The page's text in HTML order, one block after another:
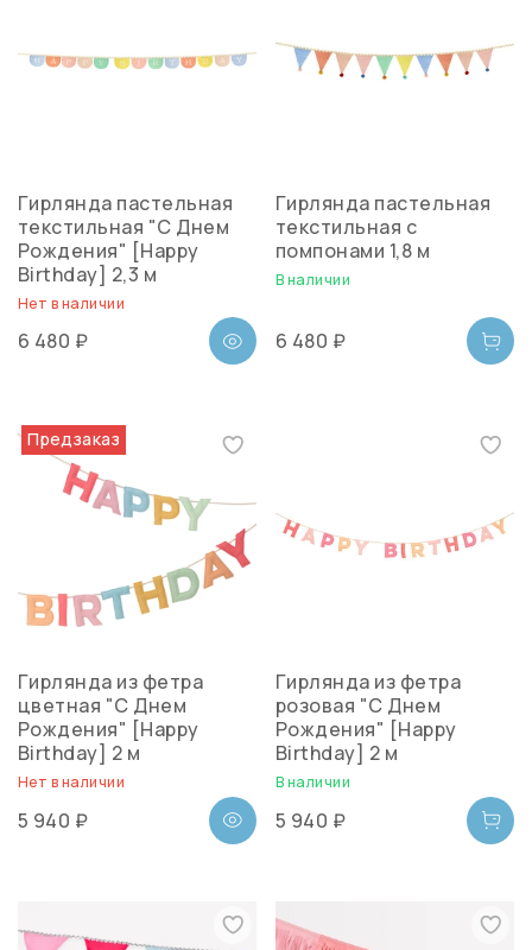
Гирлянда пастельная
текстильная "С Днем
Рождения" [Happy
Birthday] 2,3 м
Нет в наличии
6 480 ₽
Гирлянда пастельная
текстильная с
помпонами 1,8 м
В наличии
6 480 ₽
Предзаказ
Гирлянда из фетра
цветная "С Днем
Рождения" [Happy
Birthday] 2 м
Нет в наличии
5 940 ₽
Гирлянда из фетра
розовая "С Днем
Рождения" [Happy
Birthday] 2 м
В наличии
5 940 ₽